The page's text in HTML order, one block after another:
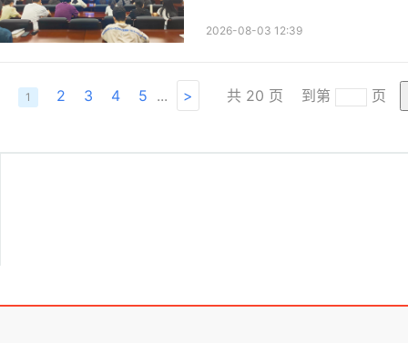
2026-08-03 12:39
1 2 3 4 5 ... > 共 20 页 到第 页